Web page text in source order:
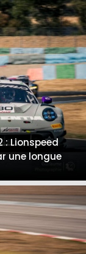
: Lionspeed
une longue